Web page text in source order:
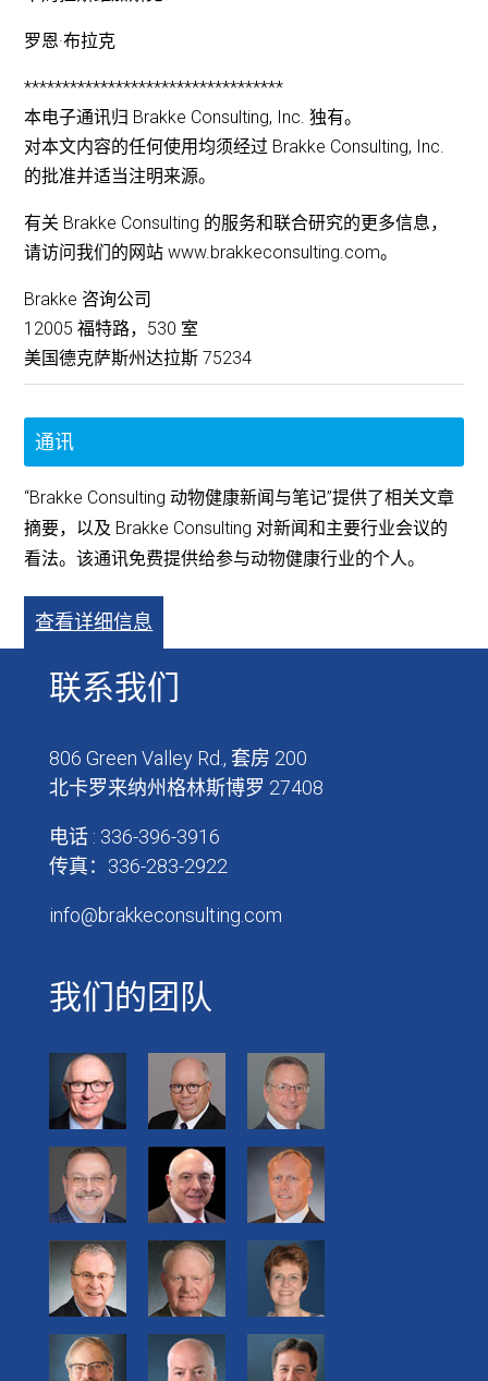
罗恩·布拉克
**********************************
本电子通讯归 Brakke Consulting, Inc. 独有。
对本文内容的任何使用均须经过 Brakke Consulting, Inc.
的批准并适当注明来源。
有关 Brakke Consulting 的服务和联合研究的更多信息，
请访问我们的网站 www.brakkeconsulting.com。
Brakke 咨询公司
12005 福特路，530 室
美国德克萨斯州达拉斯 75234
通讯
“Brakke Consulting 动物健康新闻与笔记”提供了相关文章
摘要，以及 Brakke Consulting 对新闻和主要行业会议的
看法。该通讯免费提供给参与动物健康行业的个人。
查看详细信息
联系我们
806 Green Valley Rd., 套房 200
北卡罗来纳州格林斯博罗 27408
电话 : 336-396-3916
传真：336-283-2922
info@brakkeconsulting.com
我们的团队